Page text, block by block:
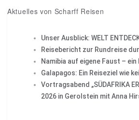
Aktuelles von Scharff Reisen
Unser Ausblick: WELT
Reisebericht zur Rundreise
Namibia auf eigene Faust –
Galapagos: Ein Reiseziel wie
Vortragsabend „SÜDAFRIKA
2026 in Gerolstein mit Anna